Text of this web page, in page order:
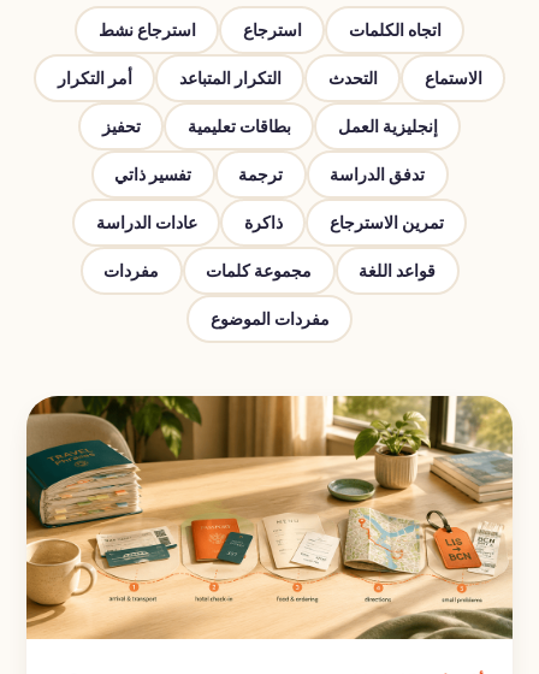
اتجاه الكلمات استرجاع
استرجاع نشط
الاستماع
التحدث التكرار المتباعد
أمر التكرار
إنجليزية العمل
بطاقات تعليمية
تحفيز
تدفق الدراسة
ترجمة
تفسير ذاتي
تمرين الاسترجاع
ذاكرة
عادات الدراسة
قواعد اللغة
مجموعة كلمات
مفردات
مفردات الموضوع